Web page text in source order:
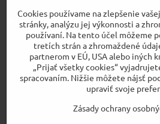
Bio prípravky pre
Čítajte viac
Načítať viac
Cookies používame na zlepšenie
stránky, analýzu jej výkonnosti a
používaní. Na tento účel môžeme
tretích strán a zhromaždené
partnerom v EÚ, USA alebo iných
„Prijať všetky cookies“
spracovaním. Nižšie môžete nájsť
upraviť svoje
Zásady ochrany